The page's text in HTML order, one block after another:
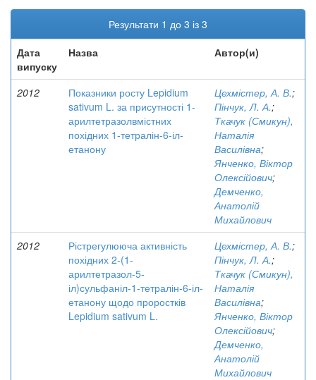
Результати 1 до 3 із 3
Дата
випуску
Назва Автор(и)
2012
Показники росту Lepidium
sativum L. за присутності 1-
арилтетразолвмістних
похідних 1-тетралін-6-іл-
етанону
Цехмістер, А. В.;
Пінчук, Л. А.;
Ткачук (Смикун),
Наталія
Василівна;
Янченко, Віктор
Олексійович;
Демченко,
Анатолій
Михайлович
2012
Рістрегулююча активність
похідних 2-(1-
арилтетразол-5-
іл)сульфаніл-1-тетралін-6-іл-
етанону щодо проростків
Lepidium sativum L.
Цехмістер, А. В.;
Пінчук, Л. А.;
Ткачук (Смикун),
Наталія
Василівна;
Янченко, Віктор
Олексійович;
Демченко,
Анатолій
Михайлович